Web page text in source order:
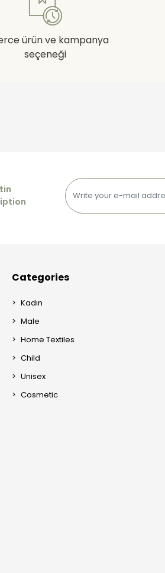
ürün ve kampanya
seçeneği
Categories
Kadın
Male
Home Textiles
Child
Unisex
Cosmetic